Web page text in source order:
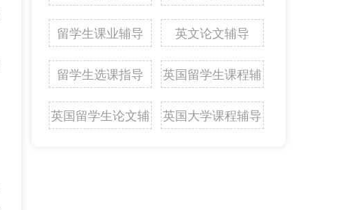
留学生课业辅导 英文论文辅导
留学生选课指导
英国留学生课程辅
导
英国留学生论文辅
英国大学课程辅导